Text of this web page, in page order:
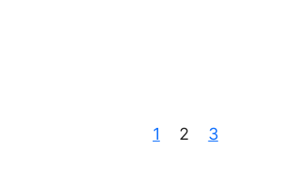
1 2 3